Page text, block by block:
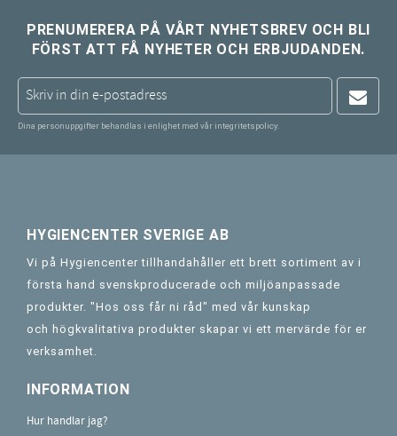
PRENUMERERA PÅ VÅRT NYHETSBREV OCH BLI
FÖRST ATT FÅ NYHETER OCH ERBJUDANDEN.
Dina personuppgifter behandlas i enlighet med vår integritetspolicy.
HYGIENCENTER SVERIGE AB
Vi på Hygiencenter tillhandahåller ett brett sortiment av i
första hand svenskproducerade och miljöanpassade
produkter. "Hos oss får ni råd" med vår kunskap
och högkvalitativa produkter skapar vi ett mervärde för er
verksamhet.
INFORMATION
Hur handlar jag?